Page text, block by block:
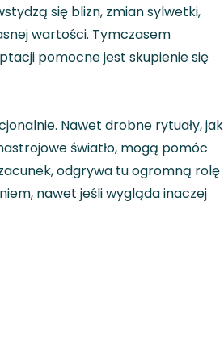
się blizn, zmian sylwetki,
wartości. Tymczasem
pomocne jest skupienie się
Nawet drobne rytuały, jak
światło, mogą pomóc
odgrywa tu ogromną rolę
nawet jeśli wygląda inaczej